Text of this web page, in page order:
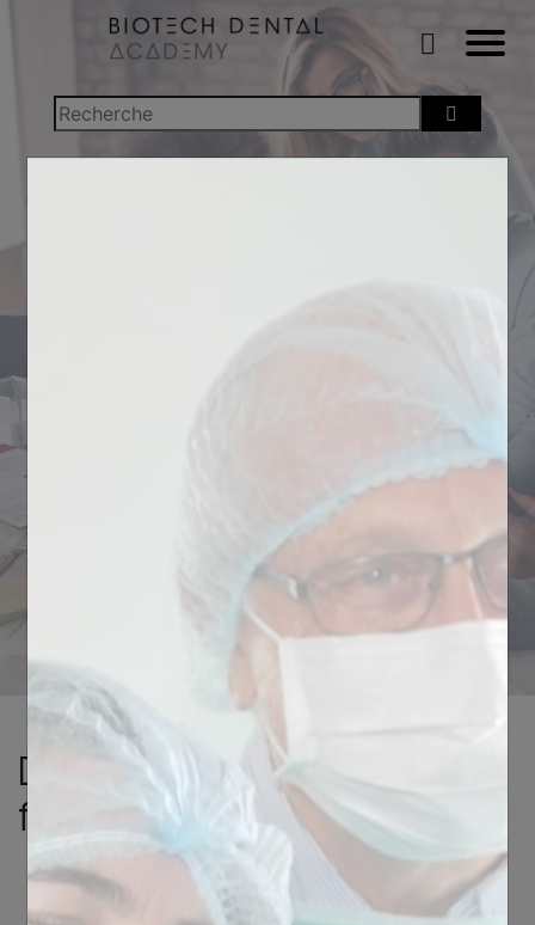
plus en plus sensibilisés sur le sujet et leur exigence
Biotech Dental Academy vous accompagne pour
sublimer votre pratique et intégrer les éléments clefs
de l’esthétique afin de répondre aux nouvelles
attentes de votre patientèle.
Découvrez toutes nos
formations en Esthetique